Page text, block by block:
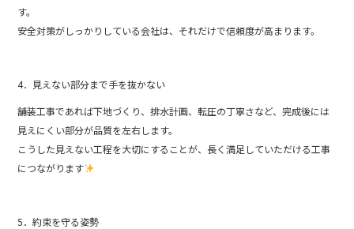
す。
安全対策がしっかりしている会社は、それだけで信頼度が高まります。
4．見えない部分まで手を抜かない
舗装工事であれば下地づくり、排水計画、転圧の丁寧さなど、完成後には
見えにくい部分が品質を左右します。
こうした見えない工程を大切にすることが、長く満足していただける工事
につながります
5．約束を守る姿勢